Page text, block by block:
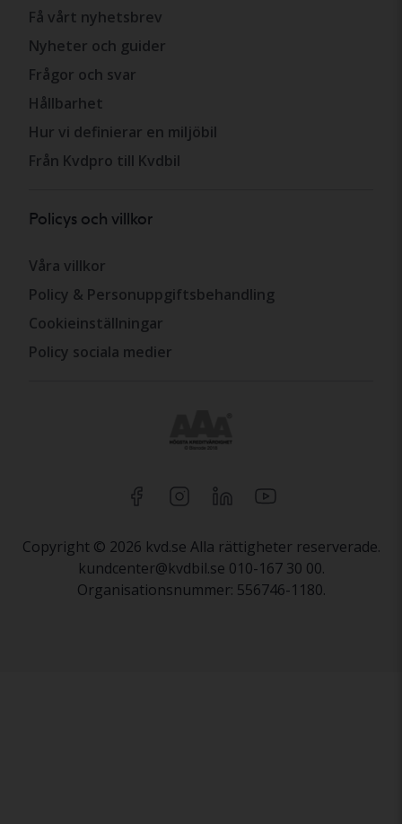
Få vårt nyhetsbrev
Nyheter och guider
Frågor och svar
Hållbarhet
Hur vi definierar en miljöbil
Från Kvdpro till Kvdbil
Policys och villkor
Våra villkor
Policy & Personuppgiftsbehandling
Cookieinställningar
Policy sociala medier
Copyright © 2026 kvd.se Alla rättigheter reserverade.
kundcenter@kvdbil.se 010-167 30 00.
Organisationsnummer: 556746-1180.